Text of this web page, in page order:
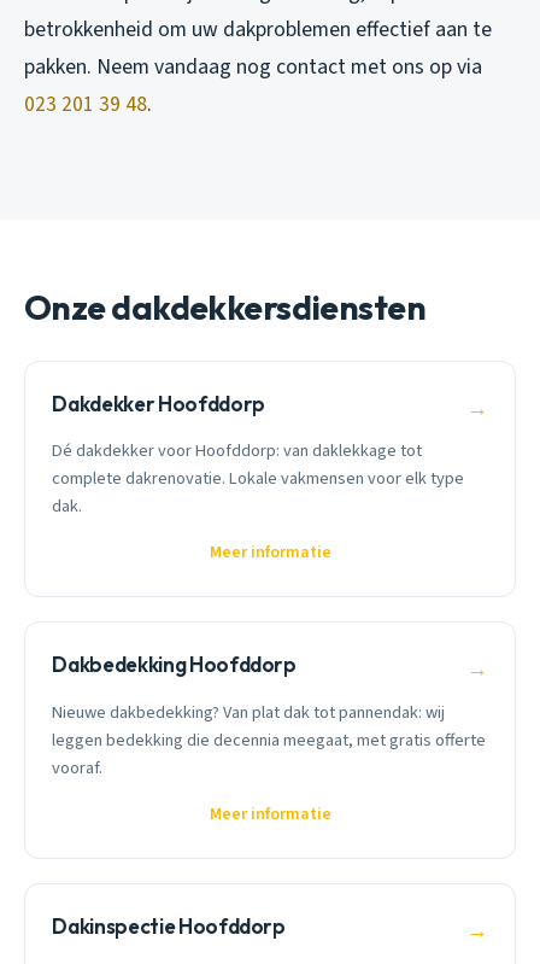
betrokkenheid om uw dakproblemen effectief aan te
pakken. Neem vandaag nog contact met ons op via
023 201 39 48.
Onze dakdekkersdiensten
Dakdekker Hoofddorp →
Dé dakdekker voor Hoofddorp: van daklekkage tot
complete dakrenovatie. Lokale vakmensen voor elk type
dak.
Meer informatie
Dakbedekking Hoofddorp →
Nieuwe dakbedekking? Van plat dak tot pannendak: wij
leggen bedekking die decennia meegaat, met gratis offerte
vooraf.
Meer informatie
Dakinspectie Hoofddorp →